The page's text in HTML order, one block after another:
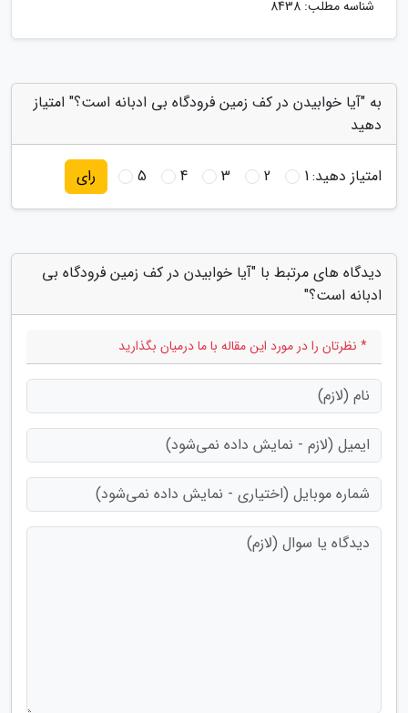
شناسه مطلب: 8438
به "آیا خوابیدن در کف زمین فرودگاه بی ادبانه است؟" امتیاز
دهید
امتیاز دهید:1
2
3
4
5 رای
دیدگاه های مرتبط با "آیا خوابیدن در کف زمین فرودگاه بی
ادبانه است؟"
* نظرتان را در مورد این مقاله با ما درمیان بگذارید